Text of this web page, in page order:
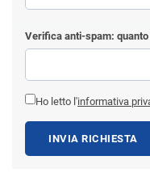
Verifica anti-spam:
Ho letto l'informativa
INVIA RICHIESTA